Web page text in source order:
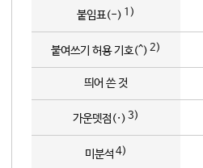
붙임표(-) 1)
붙여쓰기 허용 기호(^) 2)
띄어 쓴 것
가운뎃점(·) 3)
미분석 4)